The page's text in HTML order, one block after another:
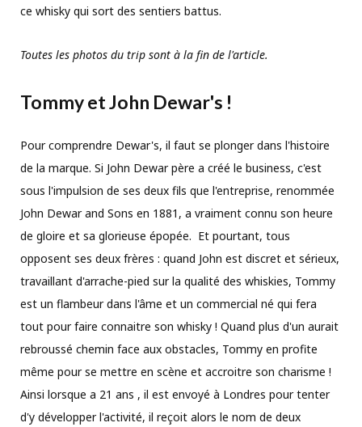
ce whisky qui sort des sentiers battus.
Toutes les photos du trip sont à la fin de l'article.
Tommy et John Dewar's !
Pour comprendre Dewar's, il faut se plonger dans l'histoire
de la marque. Si John Dewar père a créé le business, c'est
sous l'impulsion de ses deux fils que l'entreprise, renommée
John Dewar and Sons en 1881, a vraiment connu son heure
de gloire et sa glorieuse épopée. Et pourtant, tous
opposent ses deux frères : quand John est discret et sérieux,
travaillant d'arrache-pied sur la qualité des whiskies, Tommy
est un flambeur dans l'âme et un commercial né qui fera
tout pour faire connaitre son whisky ! Quand plus d'un aurait
rebroussé chemin face aux obstacles, Tommy en profite
même pour se mettre en scène et accroitre son charisme !
Ainsi lorsque a 21 ans , il est envoyé à Londres pour tenter
d'y développer l'activité, il reçoit alors le nom de deux